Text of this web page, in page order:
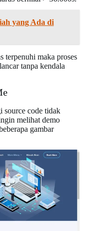
yang Ada di
terpenuhi maka proses
tanpa kendala
source code tidak
melihat demo
gambar